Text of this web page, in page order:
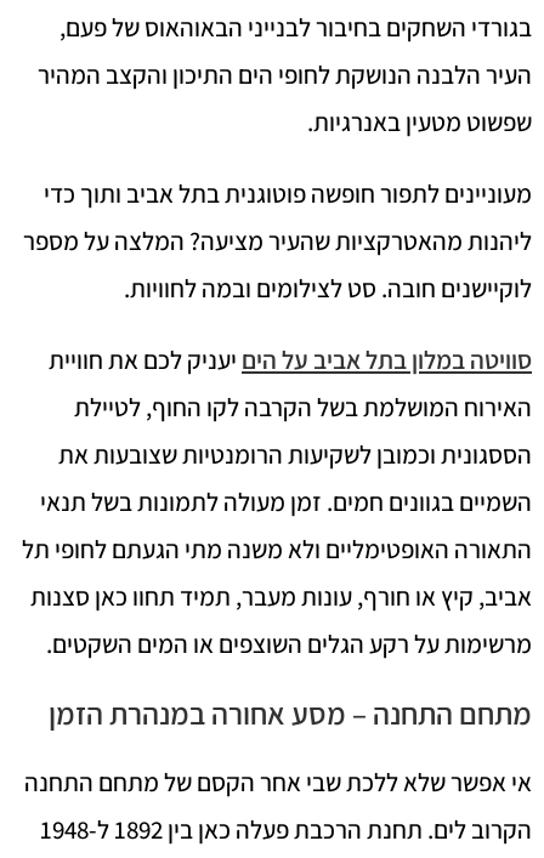
בגורדי השחקים בחיבור לבנייני הבאוהאוס של פעם,
העיר הלבנה הנושקת לחופי הים התיכון והקצב המהיר
שפשוט מטעין באנרגיות.
מעוניינים לתפור חופשה פוטוגנית בתל אביב ותוך כדי
ליהנות מהאטרקציות שהעיר מציעה? המלצה על מספר
לוקיישנים חובה. סט לצילומים ובמה לחוויות.
סוויטה במלון בתל אביב על הים יעניק לכם את חוויית
האירוח המושלמת בשל הקרבה לקו החוף, לטיילת
הססגונית וכמובן לשקיעות הרומנטיות שצובעות את
השמיים בגוונים חמים. זמן מעולה לתמונות בשל תנאי
התאורה האופטימליים ולא משנה מתי הגעתם לחופי תל
אביב, קיץ או חורף, עונות מעבר, תמיד תחוו כאן סצנות
מרשימות על רקע הגלים השוצפים או המים השקטים.
מתחם התחנה – מסע אחורה במנהרת הזמן
אי אפשר שלא ללכת שבי אחר הקסם של מתחם התחנה
הקרוב לים. תחנת הרכבת פעלה כאן בין 1892 ל-1948